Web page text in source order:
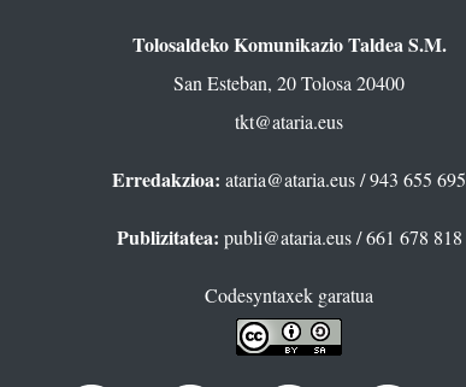
Tolosaldeko Komunikazio Taldea S.M.
San Esteban, 20 Tolosa 20400
tkt@ataria.eus
Erredakzioa: ataria@ataria.eus/ 943 655 695
Publizitatea: publi@ataria.eus/ 661 678 818
Codesyntaxek garatua